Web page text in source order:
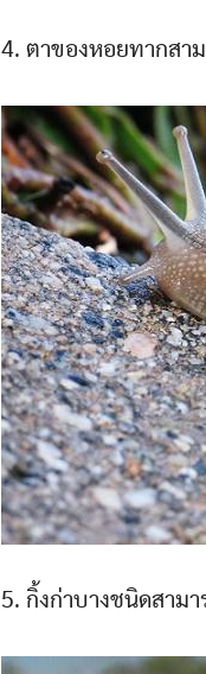
4. ตาของหอยทากสา
5. กิ้งก่าบางชนิดสาม